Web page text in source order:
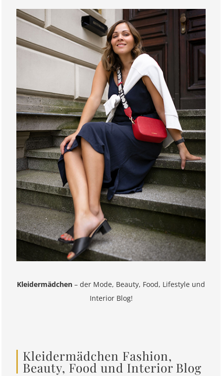
Kleidermädchen – der Mode, Beauty, Food, Lifestyle und
Interior Blog!
Kleidermädchen Fashion,
Beauty, Food und Interior Blog